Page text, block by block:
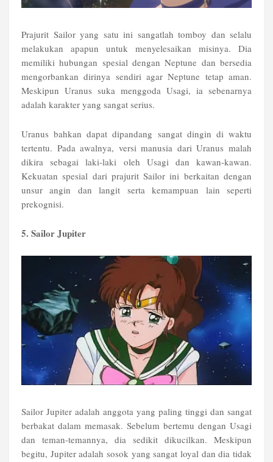
Prajurit Sailor yang satu ini sangatlah tomboy dan selalu
melakukan apapun untuk menyelesaikan misinya. Dia
memiliki hubungan spesial dengan Neptune dan bersedia
mengorbankan dirinya sendiri agar Neptune tetap aman.
Meskipun Uranus suka menggoda Usagi, ia sebenarnya
adalah karakter yang sangat serius.
Uranus bahkan dapat dipandang sangat dingin di waktu
tertentu. Pada awalnya, versi manusia dari Uranus malah
dikira sebagai laki-laki oleh Usagi dan kawan-kawan.
Kekuatan spesial dari prajurit Sailor ini berkaitan dengan
unsur angin dan langit serta kemampuan lain seperti
prekognisi.
5. Sailor Jupiter
Sailor Jupiter adalah anggota yang paling tinggi dan sangat
berbakat dalam memasak. Sebelum bertemu dengan Usagi
dan teman-temannya, dia sedikit dikucilkan. Meskipun
begitu, Jupiter adalah sosok yang sangat loyal dan dia tidak